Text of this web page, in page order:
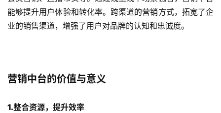
能够提升用户体验和转化率。跨渠道的营销方式，拓宽了企
业的销售渠道，增强了用户对品牌的认知和忠诚度。
营销中台的价值与意义
1.整合资源，提升效率